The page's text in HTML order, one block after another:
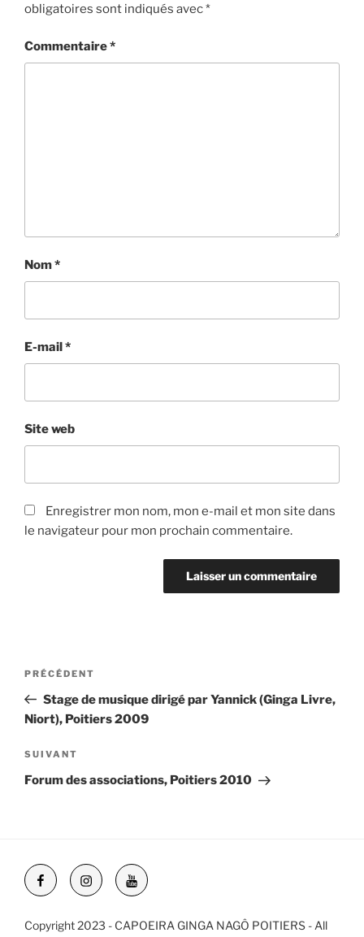
obligatoires sont indiqués avec*
Commentaire*
Nom*
E-mail*
Site web
Enregistrer mon nom, mon e-mail et mon site dans
le navigateur pour mon prochain commentaire.
NAVIGATION
DE
L’ARTICLE
Article
précédent
PRÉCÉDENT
Stage de musique dirigé par Yannick (Ginga Livre,
Niort), Poitiers 2009
Article
suivant
SUIVANT
Forum des associations, Poitiers 2010
FacebookInstagramYouTube
Copyright 2023 - CAPOEIRA GINGA NAGÔ POITIERS - All